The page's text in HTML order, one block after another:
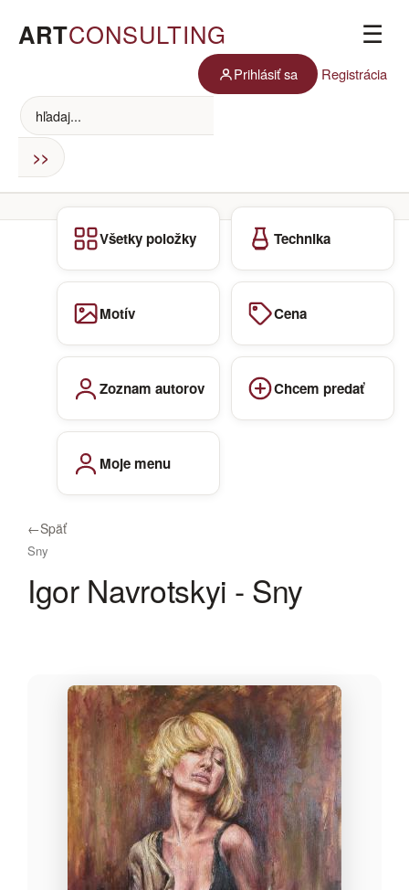
ARTCONSULTING ☰
Prihlásiť sa Registrácia
Všetky položky Technika
Motív Cena
Zoznam autorov Chcem predať
Moje menu
←Späť
Sny
Igor Navrotskyi - Sny